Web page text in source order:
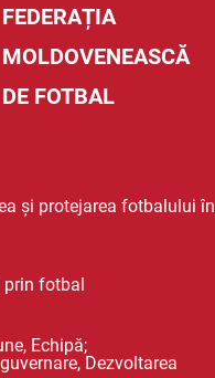
FEDERAȚIA
MOLDOVENEASCĂ
DE FOTBAL
și protejarea fotbalului în
prin fotbal
Echipă;
Dezvoltarea